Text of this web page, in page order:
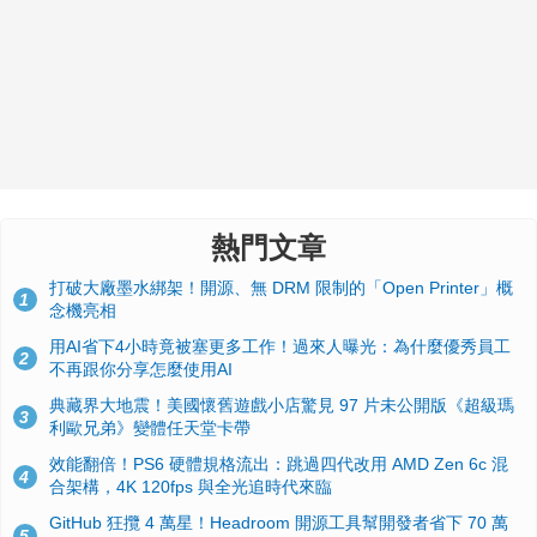
熱門文章
1
打破大廠墨水綁架！開源、無 DRM 限制的「Open Printer」概
念機亮相
2
用AI省下4小時竟被塞更多工作！過來人曝光：為什麼優秀員工
不再跟你分享怎麼使用AI
3
典藏界大地震！美國懷舊遊戲小店驚見 97 片未公開版《超級瑪
利歐兄弟》變體任天堂卡帶
4
效能翻倍！PS6 硬體規格流出：跳過四代改用 AMD Zen 6c 混
合架構，4K 120fps 與全光追時代來臨
GitHub 狂攬 4 萬星！Headroom 開源工具幫開發者省下 70 萬